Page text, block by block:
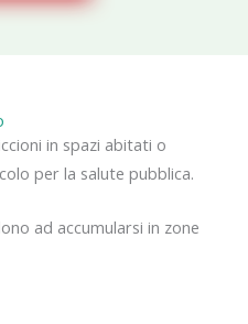
in spazi abitati o
per la salute pubblica.
ad accumularsi in zone